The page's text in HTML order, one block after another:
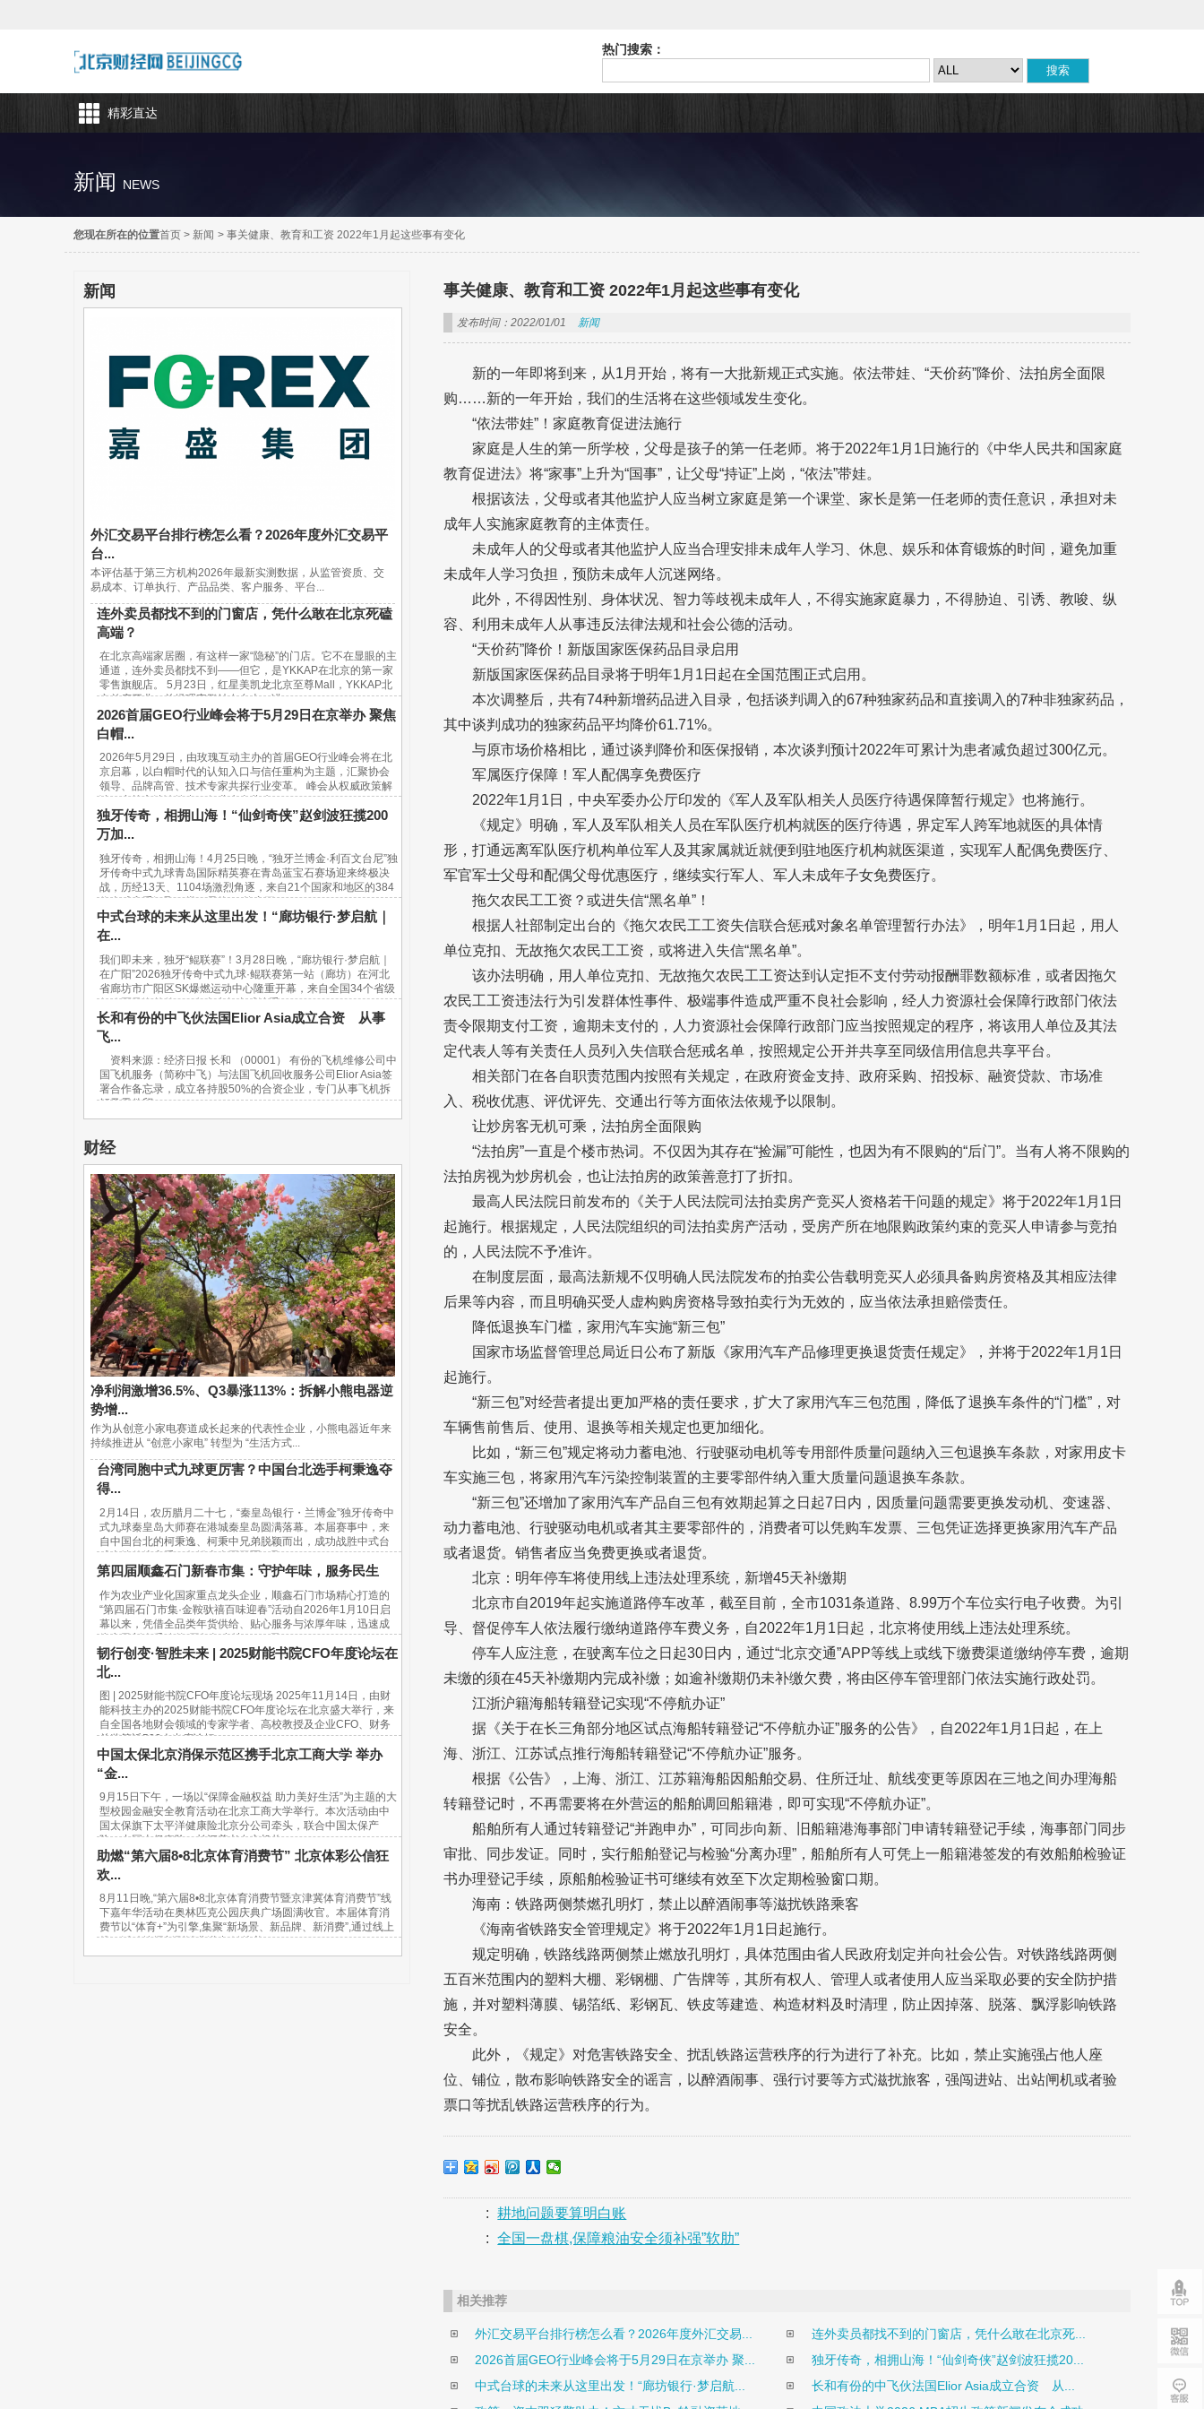
热门搜索：
精彩直达
新闻 NEWS
您现在所在的位置首页 > 新闻 > 事关健康、教育和工资 2022年1月起这些事有变化
新闻
外汇交易平台排行榜怎么看？2026年度外汇交易平
台...
本评估基于第三方机构2026年最新实测数据，从监管资质、交
易成本、订单执行、产品品类、客户服务、平台...
连外卖员都找不到的门窗店，凭什么敢在北京死磕
高端？
在北京高端家居圈，有这样一家“隐秘”的门店。它不在显眼的主
通道，连外卖员都找不到——但它，是YKKAP在北京的第一家
零售旗舰店。 5月23日，红星美凯龙北京至尊Mall，YKKAP北
京首店开业。总经理宋鹏站在台上，讲...
2026首届GEO行业峰会将于5月29日在京举办 聚焦
白帽...
2026年5月29日，由玫瑰互动主办的首届GEO行业峰会将在北
京启幕，以白帽时代的认知入口与信任重构为主题，汇聚协会
领导、品牌高管、技术专家共探行业变革。 峰会从权威政策解
读、实战方法论输出、行业生态共建...
独牙传奇，相拥山海！“仙剑奇侠”赵剑波狂揽200
万加...
独牙传奇，相拥山海！4月25日晚，“独牙兰博金·利百文台尼”独
牙传奇中式九球青岛国际精英赛在青岛蓝宝石赛场迎来终极决
战，历经13天、1104场激烈角逐，来自21个国家和地区的384
位台球高手汇聚一堂，最终，“软塞王...
中式台球的未来从这里出发！“廊坊银行·梦启航｜
在...
我们即未来，独牙“鲲联赛”！3月28日晚，“廊坊银行·梦启航｜
在广阳”2026独牙传奇中式九球·鲲联赛第一站（廊坊）在河北
省廊坊市广阳区SK爆燃运动中心隆重开幕，来自全国34个省级
行政区及海外的940名青少年台球选手...
长和有份的中飞伙法国Elior Asia成立合资 从事
飞...
资料来源：经济日报 长和 （00001） 有份的飞机维修公司中
国飞机服务（简称中飞）与法国飞机回收服务公司Elior Asia签
署合作备忘录，成立各持股50%的合资企业，专门从事飞机拆
解及零件贸...
财经
净利润激增36.5%、Q3暴涨113%：拆解小熊电器逆
势增...
作为从创意小家电赛道成长起来的代表性企业，小熊电器近年来
持续推进从 “创意小家电” 转型为 “生活方式...
台湾同胞中式九球更厉害？中国台北选手柯秉逸夺
得...
2月14日，农历腊月二十七，“秦皇岛银行・兰博金”独牙传奇中
式九球秦皇岛大师赛在港城秦皇岛圆满落幕。本届赛事中，来
自中国台北的柯秉逸、柯秉中兄弟脱颖而出，成功战胜中式台
球内地传统高手，包揽赛事冠亚军，取...
第四届顺鑫石门新春市集：守护年味，服务民生
作为农业产业化国家重点龙头企业，顺鑫石门市场精心打造的
“第四届石门市集·金鞍驮禧百味迎春”活动自2026年1月10日启
幕以来，凭借全品类年货供给、贴心服务与浓厚年味，迅速成
为市民新春采购的“网红打卡地”。37天...
韧行创变·智胜未来 | 2025财能书院CFO年度论坛在
北...
图 | 2025财能书院CFO年度论坛现场 2025年11月14日，由财
能科技主办的2025财能书院CFO年度论坛在北京盛大举行，来
自全国各地财会领域的专家学者、高校教授及企业CFO、财务
总监等近500人出席论坛。...
中国太保北京消保示范区携手北京工商大学 举办
“金...
9月15日下午，一场以“保障金融权益 助力美好生活”为主题的大
型校园金融安全教育活动在北京工商大学举行。本次活动由中
国太保旗下太平洋健康险北京分公司牵头，联合中国太保产
险、中国太保寿险、长江养老在京机构...
助燃“第六届8•8北京体育消费节” 北京体彩公信狂
欢...
8月11日晚,“第六届8•8北京体育消费节暨京津冀体育消费节”线
下嘉年华活动在奥林匹克公园庆典广场圆满收官。本届体育消
费节以“体育+”为引擎,集聚“新场景、新品牌、新消费”,通过线上
线下活动挖掘新型消费潜力,链接美...
事关健康、教育和工资 2022年1月起这些事有变化
发布时间：2022/01/01 新闻
新的一年即将到来，从1月开始，将有一大批新规正式实施。依法带娃、“天价药”降价、法拍房全面限
购……新的一年开始，我们的生活将在这些领域发生变化。
“依法带娃”！家庭教育促进法施行
家庭是人生的第一所学校，父母是孩子的第一任老师。将于2022年1月1日施行的《中华人民共和国家庭
教育促进法》将“家事”上升为“国事”，让父母“持证”上岗，“依法”带娃。
根据该法，父母或者其他监护人应当树立家庭是第一个课堂、家长是第一任老师的责任意识，承担对未
成年人实施家庭教育的主体责任。
未成年人的父母或者其他监护人应当合理安排未成年人学习、休息、娱乐和体育锻炼的时间，避免加重
未成年人学习负担，预防未成年人沉迷网络。
此外，不得因性别、身体状况、智力等歧视未成年人，不得实施家庭暴力，不得胁迫、引诱、教唆、纵
容、利用未成年人从事违反法律法规和社会公德的活动。
“天价药”降价！新版国家医保药品目录启用
新版国家医保药品目录将于明年1月1日起在全国范围正式启用。
本次调整后，共有74种新增药品进入目录，包括谈判调入的67种独家药品和直接调入的7种非独家药品，
其中谈判成功的独家药品平均降价61.71%。
与原市场价格相比，通过谈判降价和医保报销，本次谈判预计2022年可累计为患者减负超过300亿元。
军属医疗保障！军人配偶享免费医疗
2022年1月1日，中央军委办公厅印发的《军人及军队相关人员医疗待遇保障暂行规定》也将施行。
《规定》明确，军人及军队相关人员在军队医疗机构就医的医疗待遇，界定军人跨军地就医的具体情
形，打通远离军队医疗机构单位军人及其家属就近就便到驻地医疗机构就医渠道，实现军人配偶免费医疗、
军官军士父母和配偶父母优惠医疗，继续实行军人、军人未成年子女免费医疗。
拖欠农民工工资？或进失信“黑名单”！
根据人社部制定出台的《拖欠农民工工资失信联合惩戒对象名单管理暂行办法》，明年1月1日起，用人
单位克扣、无故拖欠农民工工资，或将进入失信“黑名单”。
该办法明确，用人单位克扣、无故拖欠农民工工资达到认定拒不支付劳动报酬罪数额标准，或者因拖欠
农民工工资违法行为引发群体性事件、极端事件造成严重不良社会影响，经人力资源社会保障行政部门依法
责令限期支付工资，逾期未支付的，人力资源社会保障行政部门应当按照规定的程序，将该用人单位及其法
定代表人等有关责任人员列入失信联合惩戒名单，按照规定公开并共享至同级信用信息共享平台。
相关部门在各自职责范围内按照有关规定，在政府资金支持、政府采购、招投标、融资贷款、市场准
入、税收优惠、评优评先、交通出行等方面依法依规予以限制。
让炒房客无机可乘，法拍房全面限购
“法拍房”一直是个楼市热词。不仅因为其存在“捡漏”可能性，也因为有不限购的“后门”。当有人将不限购的
法拍房视为炒房机会，也让法拍房的政策善意打了折扣。
最高人民法院日前发布的《关于人民法院司法拍卖房产竞买人资格若干问题的规定》将于2022年1月1日
起施行。根据规定，人民法院组织的司法拍卖房产活动，受房产所在地限购政策约束的竞买人申请参与竞拍
的，人民法院不予准许。
在制度层面，最高法新规不仅明确人民法院发布的拍卖公告载明竞买人必须具备购房资格及其相应法律
后果等内容，而且明确买受人虚构购房资格导致拍卖行为无效的，应当依法承担赔偿责任。
降低退换车门槛，家用汽车实施“新三包”
国家市场监督管理总局近日公布了新版《家用汽车产品修理更换退货责任规定》，并将于2022年1月1日
起施行。
“新三包”对经营者提出更加严格的责任要求，扩大了家用汽车三包范围，降低了退换车条件的“门槛”，对
车辆售前售后、使用、退换等相关规定也更加细化。
比如，“新三包”规定将动力蓄电池、行驶驱动电机等专用部件质量问题纳入三包退换车条款，对家用皮卡
车实施三包，将家用汽车污染控制装置的主要零部件纳入重大质量问题退换车条款。
“新三包”还增加了家用汽车产品自三包有效期起算之日起7日内，因质量问题需要更换发动机、变速器、
动力蓄电池、行驶驱动电机或者其主要零部件的，消费者可以凭购车发票、三包凭证选择更换家用汽车产品
或者退货。销售者应当免费更换或者退货。
北京：明年停车将使用线上违法处理系统，新增45天补缴期
北京市自2019年起实施道路停车改革，截至目前，全市1031条道路、8.99万个车位实行电子收费。为引
导、督促停车人依法履行缴纳道路停车费义务，自2022年1月1日起，北京将使用线上违法处理系统。
停车人应注意，在驶离车位之日起30日内，通过“北京交通”APP等线上或线下缴费渠道缴纳停车费，逾期
未缴的须在45天补缴期内完成补缴；如逾补缴期仍未补缴欠费，将由区停车管理部门依法实施行政处罚。
江浙沪籍海船转籍登记实现“不停航办证”
据《关于在长三角部分地区试点海船转籍登记“不停航办证”服务的公告》，自2022年1月1日起，在上
海、浙江、江苏试点推行海船转籍登记“不停航办证”服务。
根据《公告》，上海、浙江、江苏籍海船因船舶交易、住所迁址、航线变更等原因在三地之间办理海船
转籍登记时，不再需要将在外营运的船舶调回船籍港，即可实现“不停航办证”。
船舶所有人通过转籍登记“并跑申办”，可同步向新、旧船籍港海事部门申请转籍登记手续，海事部门同步
审批、同步发证。同时，实行船舶登记与检验“分离办理”，船舶所有人可凭上一船籍港签发的有效船舶检验证
书办理登记手续，原船舶检验证书可继续有效至下次定期检验窗口期。
海南：铁路两侧禁燃孔明灯，禁止以醉酒闹事等滋扰铁路乘客
《海南省铁路安全管理规定》将于2022年1月1日起施行。
规定明确，铁路线路两侧禁止燃放孔明灯，具体范围由省人民政府划定并向社会公告。对铁路线路两侧
五百米范围内的塑料大棚、彩钢棚、广告牌等，其所有权人、管理人或者使用人应当采取必要的安全防护措
施，并对塑料薄膜、锡箔纸、彩钢瓦、铁皮等建造、构造材料及时清理，防止因掉落、脱落、飘浮影响铁路
安全。
此外，《规定》对危害铁路安全、扰乱铁路运营秩序的行为进行了补充。比如，禁止实施强占他人座
位、铺位，散布影响铁路安全的谣言，以醉酒闹事、强行讨要等方式滋扰旅客，强闯进站、出站闸机或者验
票口等扰乱铁路运营秩序的行为。
:
耕地问题要算明白账
:
全国一盘棋,保障粮油安全须补强”软肋”
相关推荐
外汇交易平台排行榜怎么看？2026年度外汇交易...
连外卖员都找不到的门窗店，凭什么敢在北京死...
2026首届GEO行业峰会将于5月29日在京举办 聚...
独牙传奇，相拥山海！“仙剑奇侠”赵剑波狂揽20...
中式台球的未来从这里出发！“廊坊银行·梦启航...
长和有份的中飞伙法国Elior Asia成立合资 从...